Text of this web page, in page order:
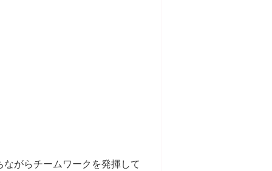
がらチームワークを発揮して